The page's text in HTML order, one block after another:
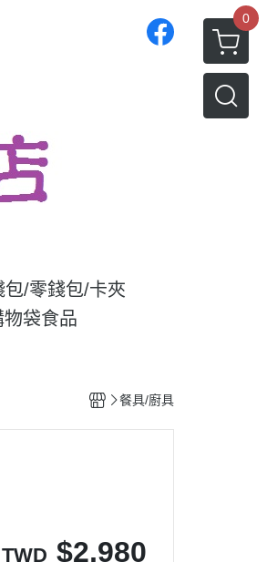
0
包/零錢包/卡夾
物袋食品
餐具/廚具
TWD $2,980